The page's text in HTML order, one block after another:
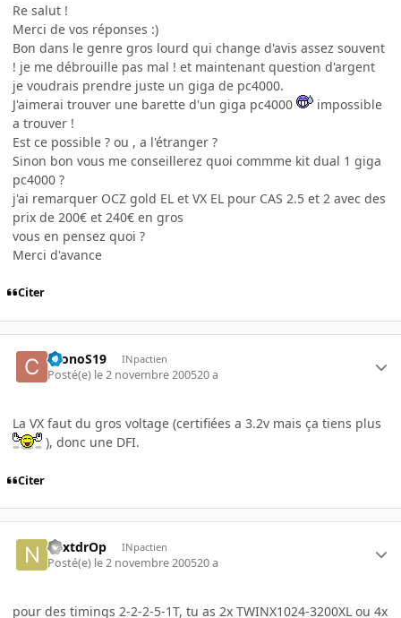
Re salut !
Merci de vos réponses :)
Bon dans le genre gros lourd qui change d'avis assez souvent
! je me débrouille pas mal ! et maintenant question d'argent
je voudrais prendre juste un giga de pc4000.
J'aimerai trouver une barette d'un giga pc4000
impossible
a trouver !
Est ce possible ? ou , a l'étranger ?
Sinon bon vous me conseillerez quoi commme kit dual 1 giga
pc4000 ?
j'ai remarquer OCZ gold EL et VX EL pour CAS 2.5 et 2 avec des
prix de 200€ et 240€ en gros
vous en pensez quoi ?
Merci d'avance
Citer
CronoS19 INpactien
Posté(e) le 2 novembre 200520 a
La VX faut du gros voltage (certifiées a 3.2v mais ça tiens plus
), donc une DFI.
Citer
nextdrOp INpactien
Posté(e) le 2 novembre 200520 a
pour des timings 2-2-2-5-1T, tu as 2x TWINX1024-3200XL ou 4x